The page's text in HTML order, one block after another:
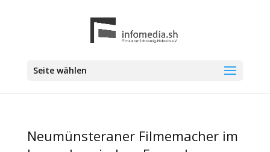
Seite wählen
Neumünsteraner Filmemacher im